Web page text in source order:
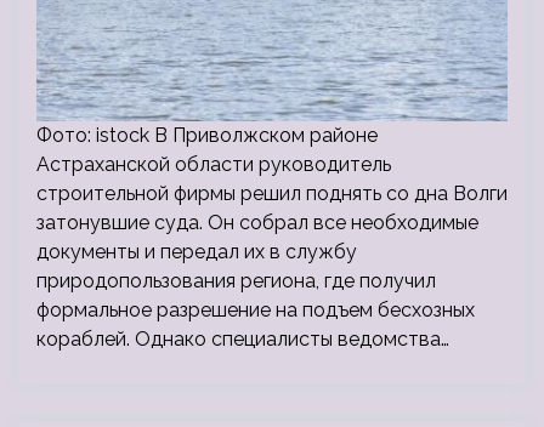
Фото: istock В Приволжском районе
Астраханской области руководитель
строительной фирмы решил поднять со дна Волги
затонувшие суда. Он собрал все необходимые
документы и передал их в службу
природопользования региона, где получил
формальное разрешение на подъем бесхозных
кораблей. Однако специалисты ведомства…